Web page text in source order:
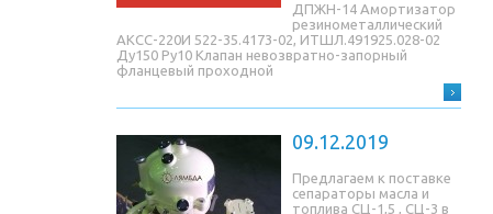
ДПЖН-14 Амортизатор
резинометаллический
АКСС-220И 522-35.4173-02, ИТШЛ.491925.028-02
Ду150 Ру10 Клапан невозвратно-запорный
фланцевый проходной
09.12.2019
Предлагаем к поставке
сепараторы масла и
топлива СЦ-1,5 , СЦ-3 в